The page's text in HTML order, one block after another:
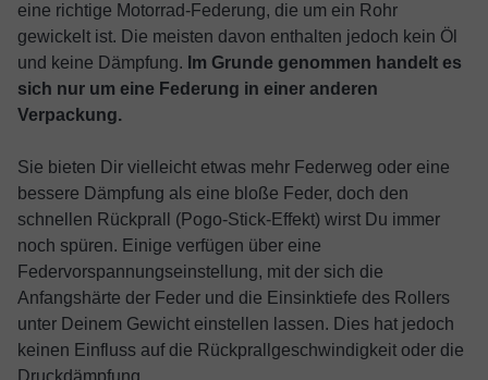
eine richtige Motorrad-Federung, die um ein Rohr
gewickelt ist. Die meisten davon enthalten jedoch kein Öl
und keine Dämpfung. Im Grunde genommen handelt es
sich nur um eine Federung in einer anderen
Verpackung.
Sie bieten Dir vielleicht etwas mehr Federweg oder eine
bessere Dämpfung als eine bloße Feder, doch den
schnellen Rückprall (Pogo-Stick-Effekt) wirst Du immer
noch spüren. Einige verfügen über eine
Federvorspannungseinstellung, mit der sich die
Anfangshärte der Feder und die Einsinktiefe des Rollers
unter Deinem Gewicht einstellen lassen. Dies hat jedoch
keinen Einfluss auf die Rückprallgeschwindigkeit oder die
Druckdämpfung.